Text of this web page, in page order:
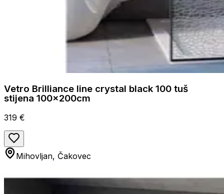
Vetro Brilliance line crystal black 100 tuš
stijena 100x200cm
319 €
Mihovljan, Čakovec